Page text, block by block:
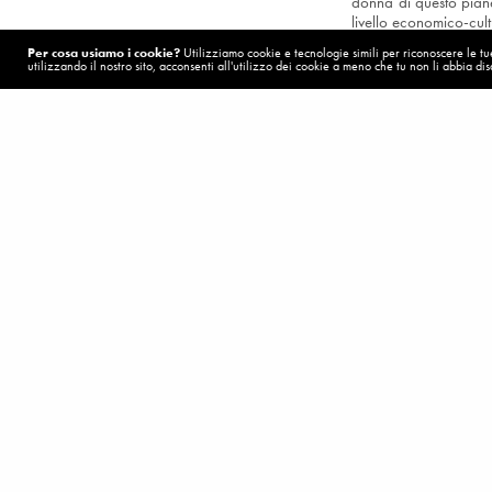
livello economico-
Tutto deve
possibile.Ma
Per cosa usiamo i cookie? Utilizziamo cookie e tecnologie simili per riconoscere le
utilizzando il nostro sito, acconsenti all'utilizzo dei cookie a meno che tu non li abbia